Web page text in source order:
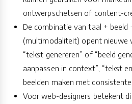
ontwerpschetsen of content-
De combinatie van taal + beeld
(multimodaliteit) opent nieuwe
“tekst genereren” of “beeld
aanpassen in context”, “tekst
beelden maken met consistente
Voor web-designers betekent